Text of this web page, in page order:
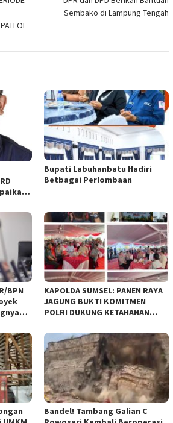
OI
Sembako di Lampung Tengah
Bupati Labuhanbatu Hadiri
Betbagai Perlombaan
BPN
KAPOLDA SUMSEL: PANEN RAYA
JAGUNG BUKTI KOMITMEN
POLRI DUKUNG KETAHANAN
Bandel! Tambang Galian C